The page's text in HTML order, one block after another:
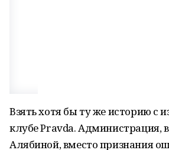
Взять хотя бы ту же историю с
клубе Pravda. Администрация,
Алябиной, вместо признания